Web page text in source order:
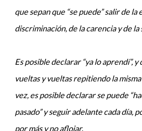
que sepan que “se puede” salir de la
discriminación, de la carencia y de la
Es posible declarar “ya lo aprendí”, y
vueltas y vueltas repitiendo la
vez, es posible declarar se puede
pasado” y seguir adelante cada día,
por más y no aflojar.